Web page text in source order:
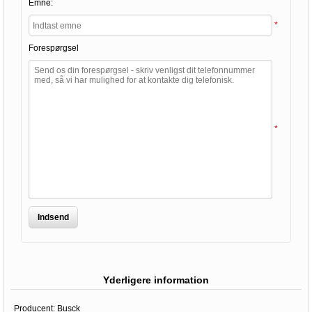
Emne:
*
Forespørgsel
*
Indsend
Yderligere information
Producent: Busck